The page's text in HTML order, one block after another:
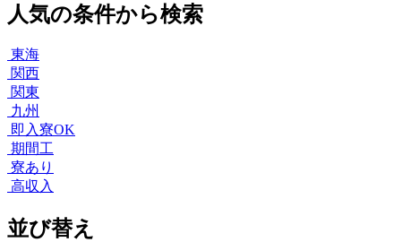
人気の条件から検索
東海
関西
関東
九州
即入寮OK
期間工
寮あり
高収入
並び替え